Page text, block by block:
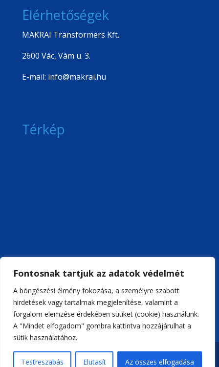
Fontosnak tartjuk az adatok védelmét
A böngészési élmény fokozása, a személyre szabott
hirdetések vagy tartalmak megjelenítése, valamint a
forgalom elemzése érdekében sütiket (cookie) használunk.
A "Mindet elfogadom" gombra kattintva hozzájárulhat a
sütik használatához.
Testreszabás Elutasít Az összes elfogadása
Elérhetőségek
MAKRAI Transformers Kft.
2600 Vác, Vám u. 3.
E-mail: info@makrai.hu
Térkép
Weboldal készítésBuilderMedia | MAKRAI